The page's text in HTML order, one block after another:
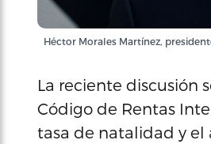
Héctor Morales Martínez,
La reciente discusión
Código de Rentas
tasa de natalidad y